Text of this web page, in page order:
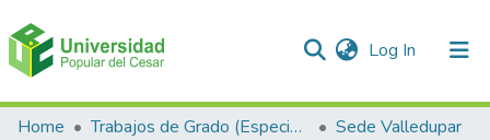
Log In (current)
Communities & Collections
Home Trabajos de Grado (Especializaciones y Pregrados)
Sede Valledupar